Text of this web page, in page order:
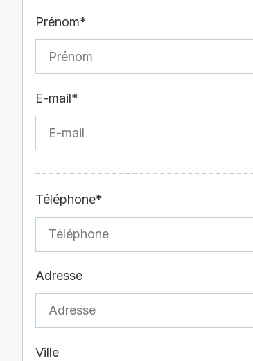
Prénom*
E-mail*
Téléphone*
Adresse
Ville